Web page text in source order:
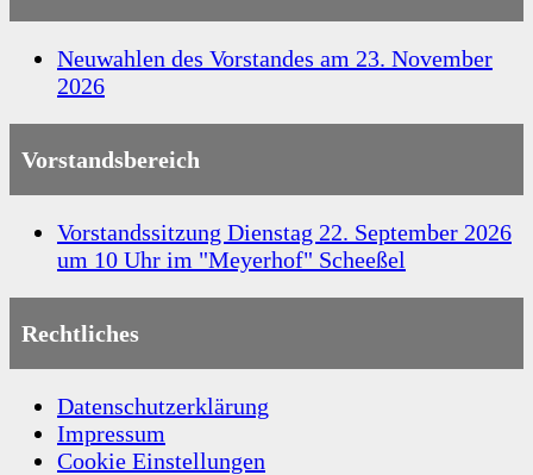
Neuwahlen des Vorstandes am 23. November
2026
Vorstandsbereich
Vorstandssitzung Dienstag 22. September 2026
um 10 Uhr im "Meyerhof" Scheeßel
Rechtliches
Datenschutzerklärung
Impressum
Cookie Einstellungen